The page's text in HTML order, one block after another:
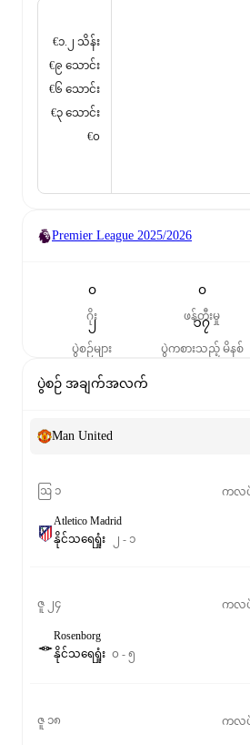
€၁.၂ သိန်း
€၉ သောင်း
€၆ သောင်း
€၃ သောင်း
€၀
Premier League 2025/2026
၀
ဂိုး
၀
ဖန်တီးမှု
၂
ပွဲစဉ်များ
၁၇
ပွဲကစားသည့် မိနစ်
ပွဲစဉ် အချက်အလက်
Man United
ဩ ၁ ကလပ်
Atletico Madrid
နိုင်သရေရှုံး ၂ - ၁
ဇူ ၂၄ ကလပ်
Rosenborg
နိုင်သရေရှုံး ၀ - ၅
ဇူ ၁၈ ကလပ်